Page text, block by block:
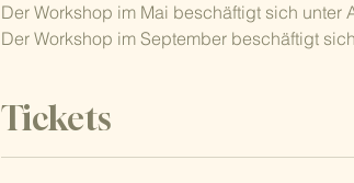
Der Workshop im Mai beschäftigt sich
Der Workshop im September beschäftigt
Tickets